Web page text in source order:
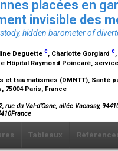
placées en
invisible des
hidden barometer of
Deguette c, Charlotte Gorgiard c
Raymond Poincaré,
traumatismes (DMNTT), Santé
Paris, France
du Val-d’Osne, allée Vacassy,
Tableaux